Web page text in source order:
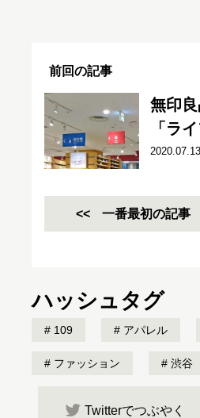
前回の記事
無印
「ラ
2020.07.13
一番最初の記事
ハッシュタグ
109 アパレル
ファッション 渋谷
Twitterでつぶやく